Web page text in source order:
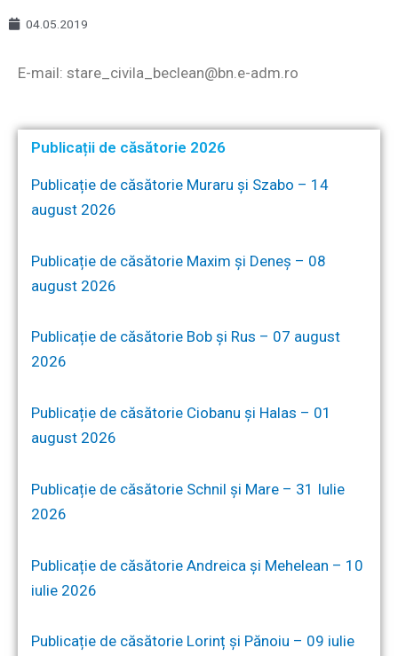
04.05.2019
E-mail: stare_civila_beclean@bn.e-adm.ro
Publicații de căsătorie 2026
Publicație de căsătorie Muraru și Szabo – 14
august 2026
Publicație de căsătorie Maxim și Deneș – 08
august 2026
Publicație de căsătorie Bob și Rus – 07 august
2026
Publicație de căsătorie Ciobanu și Halas – 01
august 2026
Publicație de căsătorie Schnil și Mare – 31 Iulie
2026
Publicație de căsătorie Andreica și Mehelean – 10
iulie 2026
Publicație de căsătorie Lorinț și Pănoiu – 09 iulie